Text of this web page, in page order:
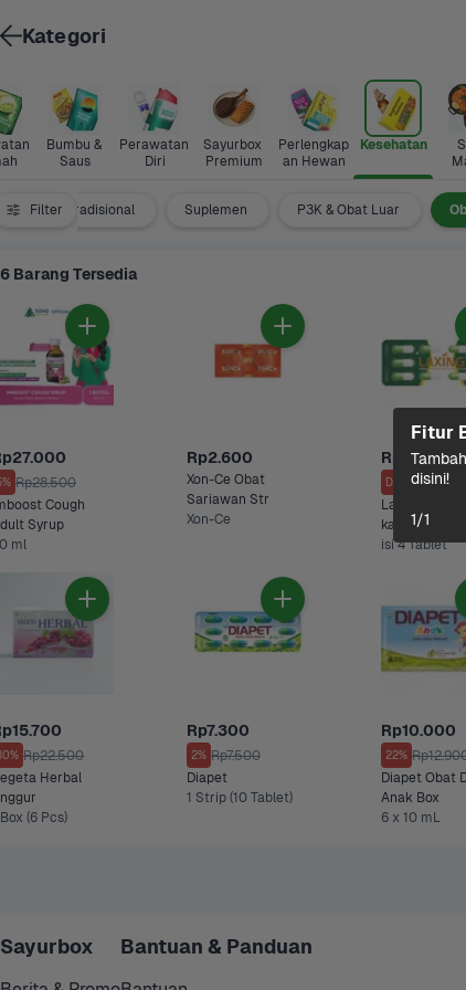
Bumbu &
Saus
Perawatan
Diri
Sayurbox
Premium
Perlengkap
an Hewan
Kesehatan
Filter
Obat Tradisional Suplemen P3K & Obat Luar
6 Barang Tersedia
Rp28.500
Cough
ml
Rp2.600
Xon-Ce Obat
Sariawan Str
Xon-Ce
Rp3.450
Diskon s/d 50%
Laxing 1 strip
kapsul 1 pack
isi 4 Tablet
Rp22.500
Herbal
(6 Pcs)
Rp7.300
2% Rp7.500
Diapet
1 Strip (10 Tablet)
Rp10.000
22%
Diapet Obat
Anak Box
6 x 10 mL
Sayurbox Bantuan & Panduan
Kategori
Fitur
disini!
1/1